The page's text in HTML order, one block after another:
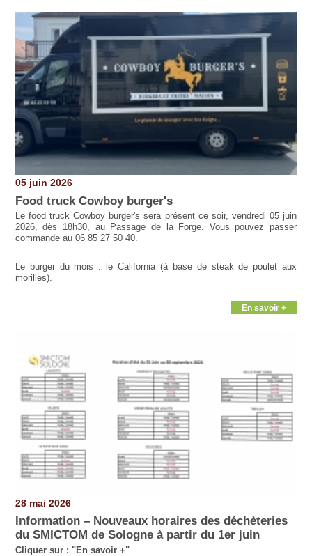
05 juin 2026
Food truck Cowboy burger's
Le food truck Cowboy burger's sera présent ce soir, vendredi 05 juin
2026, dès 18h30, au Passage de la Forge. Vous pouvez passer
commande au 06 85 27 50 40.
Le burger du mois : le California (à base de steak de poulet aux
morilles).
En savoir +
28 mai 2026
Information – Nouveaux horaires des déchèteries
du SMICTOM de Sologne à partir du 1er juin
Cliquer sur : "En savoir +"